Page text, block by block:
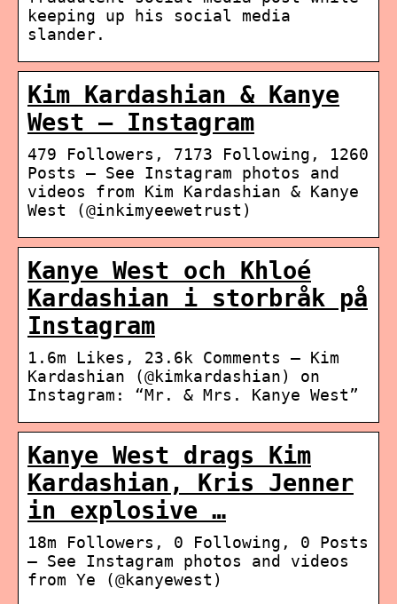
keeping up his social media
slander.
Kim Kardashian & Kanye
West – Instagram
479 Followers, 7173 Following, 1260
Posts – See Instagram photos and
videos from Kim Kardashian & Kanye
West (@inkimyeewetrust)
Kanye West och Khloé
Kardashian i storbråk på
Instagram
1.6m Likes, 23.6k Comments – Kim
Kardashian (@kimkardashian) on
Instagram: “Mr. & Mrs. Kanye West”
Kanye West drags Kim
Kardashian, Kris Jenner
in explosive …
18m Followers, 0 Following, 0 Posts
– See Instagram photos and videos
from Ye (@kanyewest)